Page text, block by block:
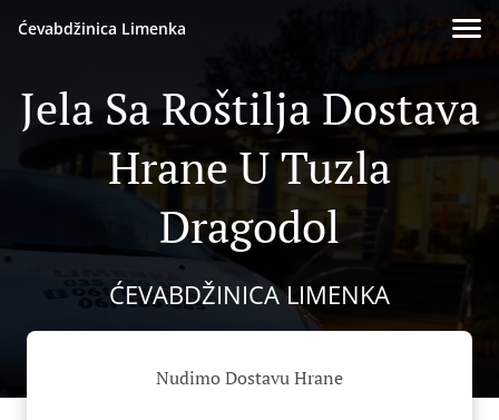
Ćevabdžinica Limenka
Jela Sa Roštilja Dostava
Hrane U Tuzla
Dragodol
ĆEVABDŽINICA LIMENKA
Nudimo Dostavu Hrane